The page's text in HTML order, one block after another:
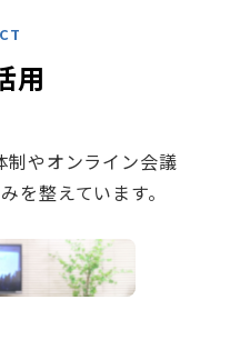
用
制やオンライン会議
を整えています。